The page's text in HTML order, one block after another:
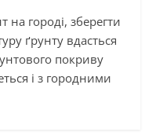
городі, зберегти
ґрунту вдасться
покриву
і з городними